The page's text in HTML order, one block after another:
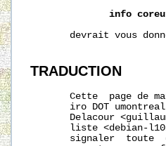
info
devrait vous
TRADUCTION
Cette  page de
iro DOT
Delacour
liste <debian-
signaler  toute